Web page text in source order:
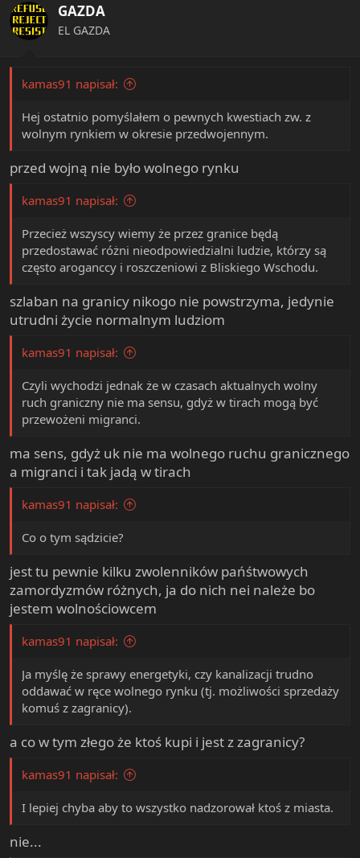
GAZDA
EL GAZDA
kamas91 napisał:
Hej ostatnio pomyślałem o pewnych kwestiach zw. z
wolnym rynkiem w okresie przedwojennym.
przed wojną nie było wolnego rynku
kamas91 napisał:
Przecież wszyscy wiemy że przez granice będą
przedostawać różni nieodpowiedzialni ludzie, którzy są
często aroganccy i roszczeniowi z Bliskiego Wschodu.
szlaban na granicy nikogo nie powstrzyma, jedynie
utrudni życie normalnym ludziom
kamas91 napisał:
Czyli wychodzi jednak że w czasach aktualnych wolny
ruch graniczny nie ma sensu, gdyż w tirach mogą być
przewożeni migranci.
ma sens, gdyż uk nie ma wolnego ruchu granicznego
a migranci i tak jadą w tirach
kamas91 napisał:
Co o tym sądzicie?
jest tu pewnie kilku zwolenników pańśtwowych
zamordyzmów różnych, ja do nich nei należe bo
jestem wolnościowcem
kamas91 napisał:
Ja myślę że sprawy energetyki, czy kanalizacji trudno
oddawać w ręce wolnego rynku (tj. możliwości sprzedaży
komuś z zagranicy).
a co w tym złego że ktoś kupi i jest z zagranicy?
kamas91 napisał:
I lepiej chyba aby to wszystko nadzorował ktoś z miasta.
nie...